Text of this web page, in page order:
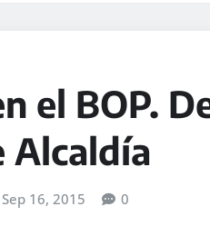
el BOP.
Alcaldía
Sep 16, 2015 0